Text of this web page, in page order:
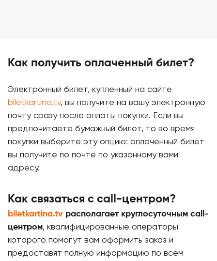
Как получить оплаченный билет?
Электронный билет, купленный на сайте
biletkartina.tv, вы получите на вашу электронную
почту сразу после оплаты покупки. Если вы
предпочитаете бумажный билет, то во время
покупки выберите эту опцию: оплаченный билет
вы получите по почте по указанному вами
адресу.
Как связаться с call-центром?
biletkartina.tv располагает круглосуточным call-
центром, квалифицированные операторы
которого помогут вам оформить заказ и
предоставят полную информацию по всем